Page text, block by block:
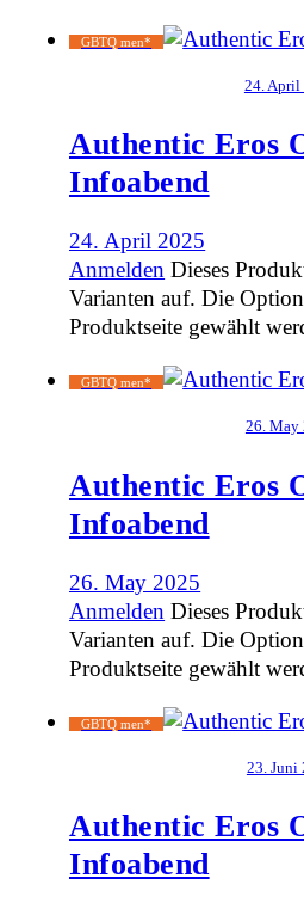
GBTQ men*
24. April
Authentic Eros
Infoabend
24. April 2025
Anmelden Dieses
Varianten auf. Die
Produktseite gewählt
GBTQ men*
26. May
Authentic Eros
Infoabend
26. May 2025
Anmelden Dieses
Varianten auf. Die
Produktseite gewählt
GBTQ men*
23. Juni
Authentic Eros
Infoabend